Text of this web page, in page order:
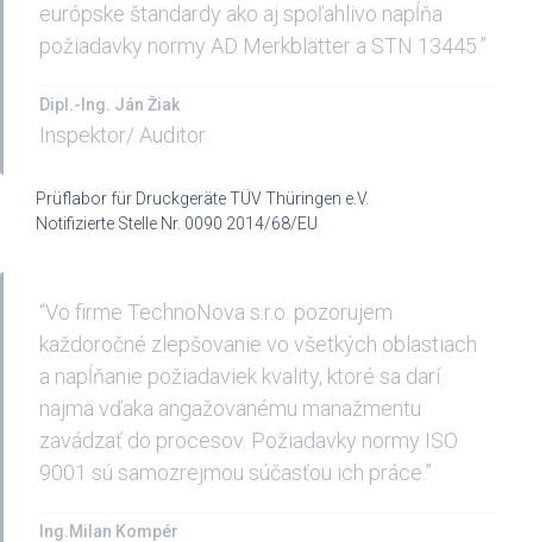
európske štandardy ako aj spoľahlivo napĺňa
požiadavky normy AD Merkblätter a STN 13445.”
Dipl.-Ing. Ján Žiak
Inspektor/ Auditor
Prüflabor für Druckgeräte TÜV Thüringen e.V.
Notifizierte Stelle Nr. 0090 2014/68/EU
“Vo firme TechnoNova s.r.o. pozorujem
každoročné zlepšovanie vo všetkých oblastiach
a napĺňanie požiadaviek kvality, ktoré sa darí
najmä vďaka angažovanému manažmentu
zavádzať do procesov. Požiadavky normy ISO
9001 sú samozrejmou súčasťou ich práce.”
Ing.Milan Kompér